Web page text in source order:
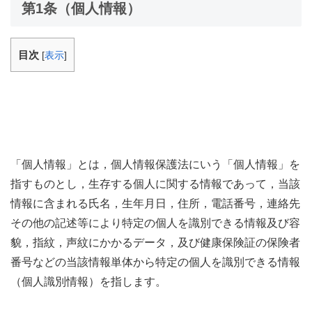
第1条（個人情報）
目次 [表示]
「個人情報」とは，個人情報保護法にいう「個人情報」を
指すものとし，生存する個人に関する情報であって，当該
情報に含まれる氏名，生年月日，住所，電話番号，連絡先
その他の記述等により特定の個人を識別できる情報及び容
貌，指紋，声紋にかかるデータ，及び健康保険証の保険者
番号などの当該情報単体から特定の個人を識別できる情報
（個人識別情報）を指します。